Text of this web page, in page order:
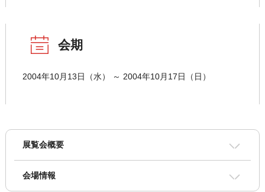
会期
2004年10月13日（水） ～ 2004年10月17日（日）
展覧会概要
会場情報